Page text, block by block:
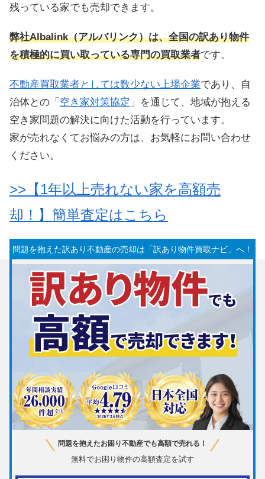
残っている家でも売却できます。
弊社Albalink（アルバリンク）は、全国の訳あり物件
を積極的に買い取っている専門の買取業者です。
不動産買取業者としては数少ない上場企業であり、自
治体との「 空き家対策協定 」を通じて、地域が抱える
空き家問題の解決に向けた活動を行っています。
家が売れなくてお悩みの方は、お気軽にお問い合わせ
ください。
>>【1年以上売れない家を高額売
却！】簡単査定はこちら
問題を抱えた訳あり不動産の売却は「訳あり物件買取ナビ」へ！
問題を抱えたお困り不動産でも高額で売れる！
無料でお困り物件の高額査定を試す